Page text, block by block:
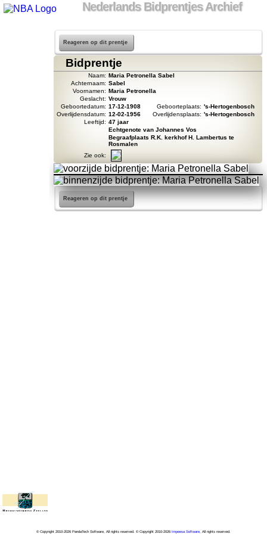
Nederlands Bidprentjes Archief
Reageren op dit prentje
Bidprentje
Naam: Maria Petronella Sabel
Achternaam: Sabel
Voornamen: Maria Petronella
Geslacht: Vrouw
Geboortedatum: 17-12-1908 Geboorteplaats: 's-Hertogenbosch
Overlijdensdatum: 12-02-1956 Overlijdensplaats: 's-Hertogenbosch
Leeftijd: 47 jaar
Echtgenote van Johannes Vos
Begraafplaats R.K. kerkhof H. Lambertus te
Rosmalen
Zie ook:
Reageren op dit prentje
© Copyright 2010-2026 PandaTech Software, All rights reserved. © Copyright 2010-2026 Impeesa Software, All rights reserved.